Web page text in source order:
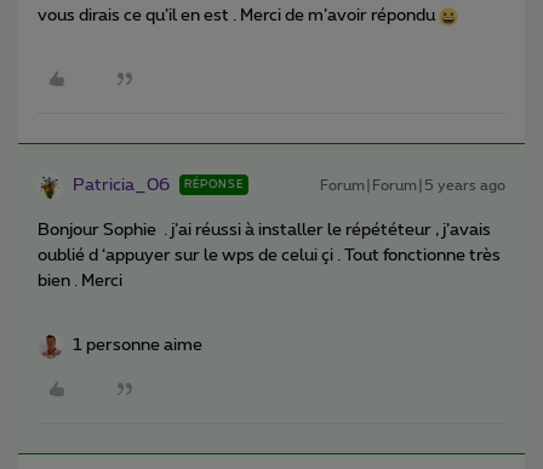
vous dirais ce qu’il en est . Merci de m’avoir répondu
Patricia_06 RÉPONSE Forum|Forum|5 years ago
Bonjour Sophie . j’ai réussi à installer le répététeur , j’avais
oublié d ‘appuyer sur le wps de celui çi . Tout fonctionne très
bien . Merci
1 personne aime